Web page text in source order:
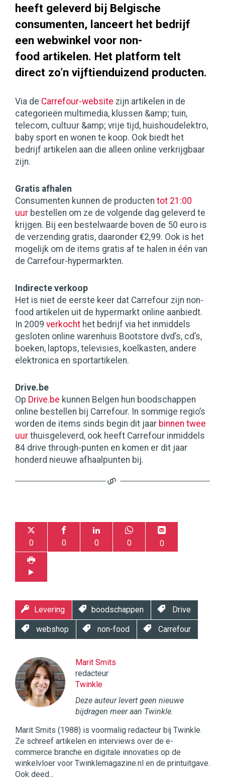
heeft geleverd bij Belgische
consumenten, lanceert het bedrijf
een webwinkel voor non-
food artikelen. Het platform telt
direct zo’n vijftienduizend producten.
Via de Carrefour-website zijn artikelen in de
categorieën multimedia, klussen &amp; tuin,
telecom, cultuur &amp; vrije tijd, huishoudelektro,
baby sport en wonen te koop. Ook biedt het
bedrijf artikelen aan die alleen online verkrijgbaar
zijn.
Gratis afhalen
Consumenten kunnen de producten tot 21:00
uur bestellen om ze de volgende dag geleverd te
krijgen. Bij een bestelwaarde boven de 50 euro is
de verzending gratis, daaronder €2,99. Ook is het
mogelijk om de items gratis af te halen in één van
de Carrefour-hypermarkten.
Indirecte verkoop
Het is niet de eerste keer dat Carrefour zijn non-
food artikelen uit de hypermarkt online aanbiedt.
In 2009 verkocht het bedrijf via het inmiddels
gesloten online warenhuis Bootstore dvd’s, cd’s,
boeken, laptops, televisies, koelkasten, andere
elektronica en sportartikelen.
Drive.be
Op Drive.be kunnen Belgen hun boodschappen
online bestellen bij Carrefour. In sommige regio’s
worden de items sinds begin dit jaar binnen twee
uur thuisgeleverd, ook heeft Carrefour inmiddels
84 drive through-punten en komen er dit jaar
honderd nieuwe afhaalpunten bij.
0 0 0 0 0
Levering boodschappen Drive
webshop non-food Carrefour
Marit Smits
redacteur
Twinkle
Deze auteur levert geen nieuwe
bijdragen meer aan Twinkle.
Marit Smits (1988) is voormalig redacteur bij Twinkle.
Ze schreef artikelen en interviews over de e-
commerce branche en digitale innovaties op de
winkelvloer voor Twinklemagazine.nl en de printuitgave.
Ook deed...